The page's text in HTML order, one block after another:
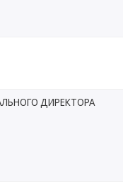
ДИРЕКТОРА